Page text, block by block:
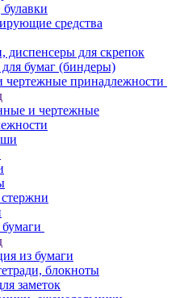
средства
диспенсеры для скрепок
бумаг (биндеры)
принадлежности
и чертежные
из бумаги
блокноты
заметок